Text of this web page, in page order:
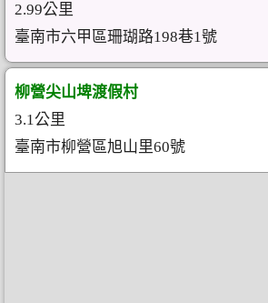
2.99公里
臺南市六甲區珊瑚路198巷1號
柳營尖山埤渡假村
3.1公里
臺南市柳營區旭山里60號